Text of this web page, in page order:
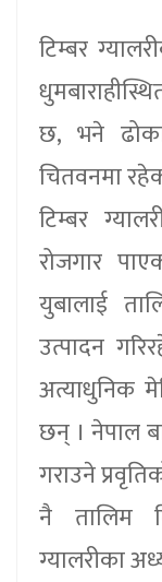
टिम्बर
छ, भने ढोका
चितवनमा
टिम्बर
रोजगार
युबालाई
उत्पादन
अत्याधुनिक
छन् । नेपाल
गराउने
नै तालिम
ग्यालरीका